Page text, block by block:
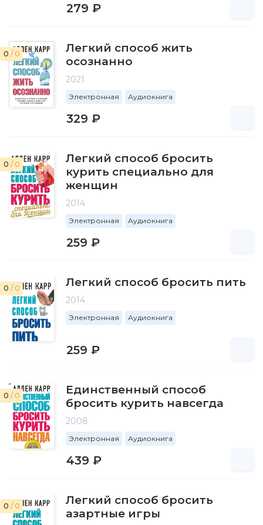
279 ₽
0 / 0
Легкий способ жить
осознанно
2021
Электронная Аудиокнига
329 ₽
0 / 0
Легкий способ бросить
курить специально для
женщин
2014
Электронная Аудиокнига
259 ₽
0 / 0 Легкий способ бросить пить
2014
Электронная Аудиокнига
259 ₽
0 / 0
Единственный способ
бросить курить навсегда
2008
Электронная Аудиокнига
439 ₽
0 / 0
Легкий способ бросить
азартные игры